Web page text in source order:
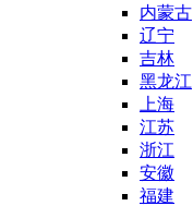
内蒙古
辽宁
吉林
黑龙江
上海
江苏
浙江
安徽
福建